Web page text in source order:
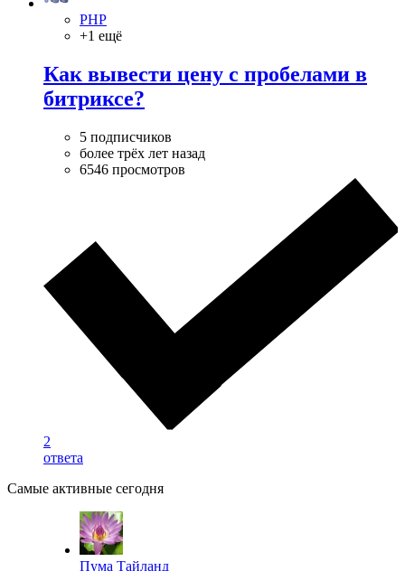
PHP
+1 ещё
Как вывести цену с пробелами в
битриксе?
5 подписчиков
более трёх лет назад
6546 просмотров
2
ответа
Самые активные сегодня
Пума Тайланд